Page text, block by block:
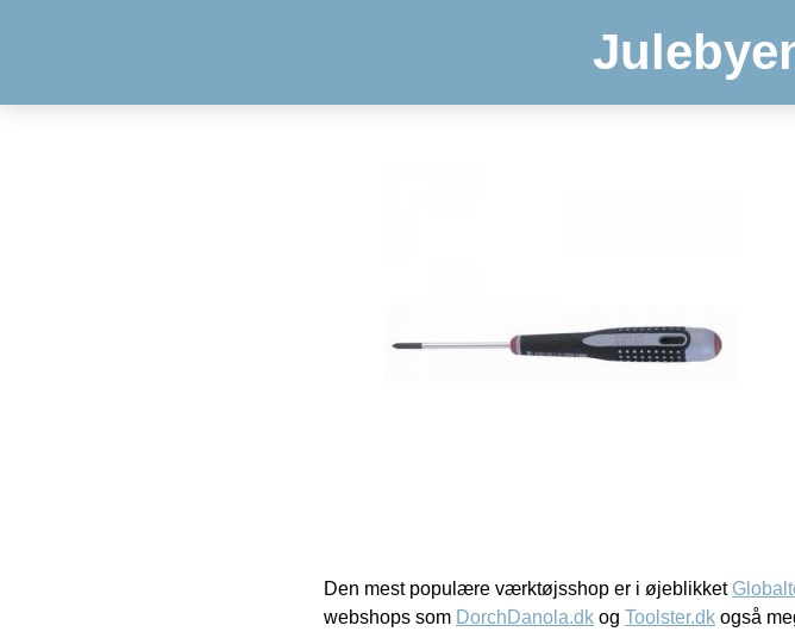
Den mest populære værktøjsshop er i øjeblikket
webshops som DorchDanola.dk og Toolster.dk også